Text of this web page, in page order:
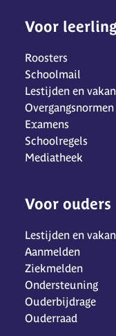
Voor
Roosters
Schoolmail
Lestijden en
Overgangsnormen
Examens
Schoolregels
Mediatheek
Voor ouders
Lestijden en
Aanmelden
Ziekmelden
Ondersteuning
Ouderbijdrage
Ouderraad